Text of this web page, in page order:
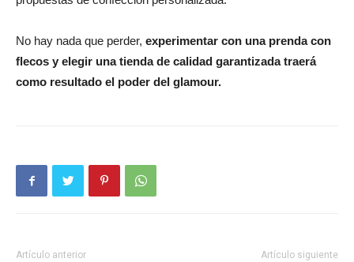
No hay nada que perder, experimentar con una prenda con
flecos y elegir una tienda de calidad garantizada traerá
como resultado el poder del glamour.
Artículo anterior Artículo siguiente